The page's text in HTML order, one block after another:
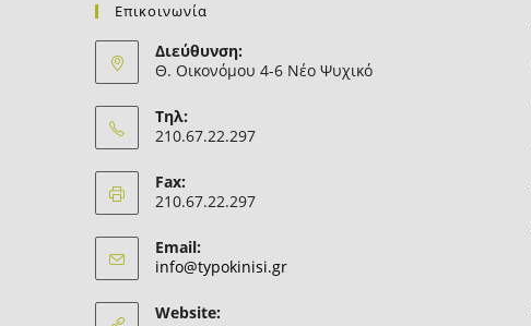
Επικοινωνία
Διεύθυνση:
Θ. Οικονόμου 4-6 Νέο Ψυχικό
Τηλ:
210.67.22.297
Fax:
210.67.22.297
Email:
info@typokinisi.grOpens
Website: